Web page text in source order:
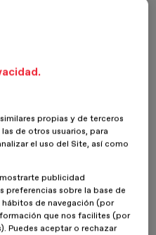
propias y de terceros
de otros usuarios, para
el uso del Site, así como
publicidad
preferencias sobre la base de
de navegación (por
que nos facilites (por
Puedes aceptar o rechazar